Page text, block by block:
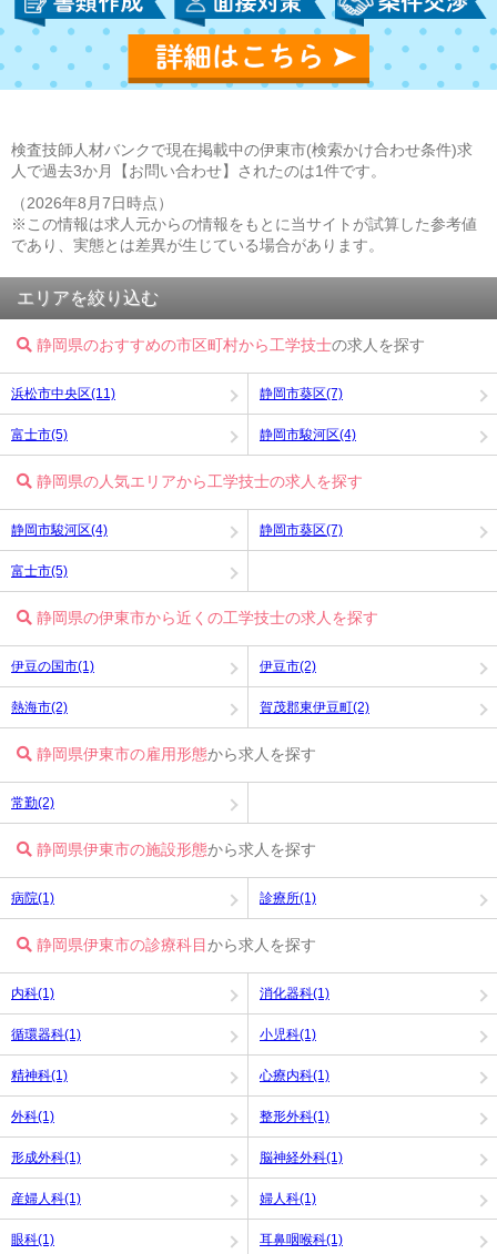
検査技師人材バンクで現在掲載中の伊東市(検索かけ合わせ条件)求
人で過去3か月【お問い合わせ】されたのは1件です。
（2026年8月7日時点）
※この情報は求人元からの情報をもとに当サイトが試算した参考値
であり、実態とは差異が生じている場合があります。
エリアを絞り込む
静岡県のおすすめの市区町村から工学技士の求人を探す
浜松市中央区(11) 静岡市葵区(7)
富士市(5) 静岡市駿河区(4)
静岡県の人気エリアから工学技士の求人を探す
静岡市駿河区(4) 静岡市葵区(7)
富士市(5)
静岡県の伊東市から近くの工学技士の求人を探す
伊豆の国市(1) 伊豆市(2)
熱海市(2) 賀茂郡東伊豆町(2)
静岡県伊東市の雇用形態から求人を探す
常勤(2)
静岡県伊東市の施設形態から求人を探す
病院(1) 診療所(1)
静岡県伊東市の診療科目から求人を探す
内科(1) 消化器科(1)
循環器科(1) 小児科(1)
精神科(1) 心療内科(1)
外科(1) 整形外科(1)
形成外科(1) 脳神経外科(1)
産婦人科(1) 婦人科(1)
眼科(1) 耳鼻咽喉科(1)